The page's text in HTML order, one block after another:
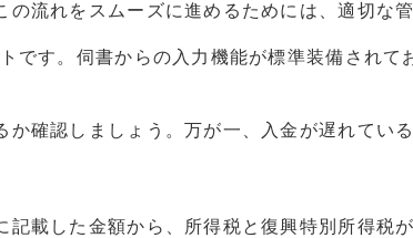
流れをスムーズに進めるためには、適切な
す。伺書からの入力機能が標準装備されて
確認しましょう。万が一、入金が遅れてい
載した金額から、所得税と復興特別所得税